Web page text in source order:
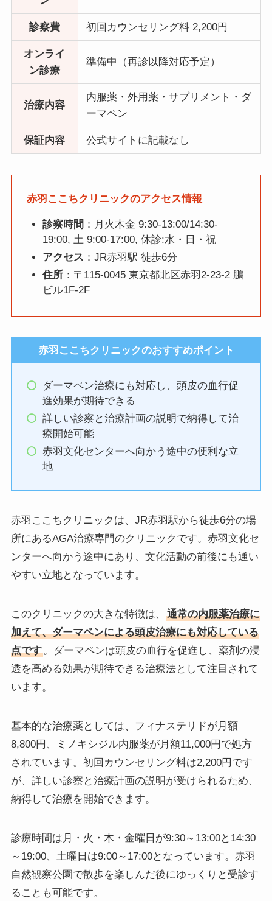
診察費 初回カウンセリング料 2,200円
オンライ
ン診療
準備中（再診以降対応予定）
治療内容
内服薬・外用薬・サプリメント・ダ
ーマペン
保証内容 公式サイトに記載なし
赤羽ここちクリニックのアクセス情報
診察時間 ：月火木金 9:30-13:00/14:30-
19:00, 土 9:00-17:00, 休診:水・日・祝
アクセス ：JR赤羽駅 徒歩6分
住所：〒115-0045 東京都北区赤羽2-23-2 鵬
ビル1F-2F
赤羽ここちクリニックのおすすめポイント
ダーマペン治療にも対応し、頭皮の血行促
進効果が期待できる
詳しい診察と治療計画の説明で納得して治
療開始可能
赤羽文化センターへ向かう途中の便利な立
地
赤羽ここちクリニックは、JR赤羽駅から徒歩6分の場
所にあるAGA治療専門のクリニックです。赤羽文化セ
ンターへ向かう途中にあり、文化活動の前後にも通い
やすい立地となっています。
このクリニックの大きな特徴は、
通常の内服薬治療に
加えて、ダーマペンによる頭皮治療にも対応している
点です。ダーマペンは頭皮の血行を促進し、薬剤の浸
透を高める効果が期待できる治療法として注目されて
います。
基本的な治療薬としては、フィナステリドが月額
8,800円、ミノキシジル内服薬が月額11,000円で処方
されています。初回カウンセリング料は2,200円です
が、詳しい診察と治療計画の説明が受けられるため、
納得して治療を開始できます。
診療時間は月・火・木・金曜日が9:30～13:00と14:30
～19:00、土曜日は9:00～17:00となっています。赤羽
自然観察公園で散歩を楽しんだ後にゆっくりと受診す
ることも可能です。